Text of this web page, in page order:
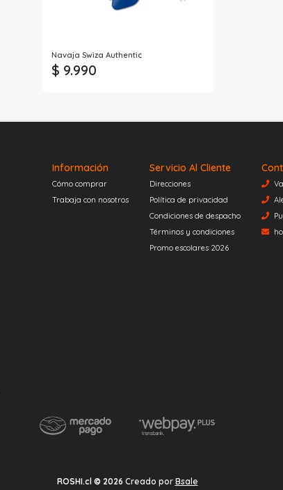
Navaja Swiza Authentic
$ 9.990
Información
Cómo comprar
Trabaja con nosotros
Servicio Al Cliente
Direcciones
Política de privacidad
Condiciones de despacho
Términos y condiciones
Promo escolares 2026
ROSHI.cl © 2026 Creado por Bsale